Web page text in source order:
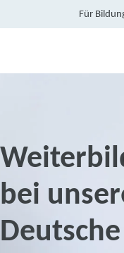
Für
bei